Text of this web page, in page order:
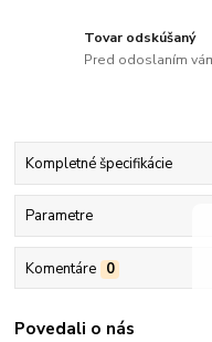
Tovar odskúšaný
Pred odoslaním
Kompletné špecifikácie
Parametre
Komentáre 0
Povedali o nás